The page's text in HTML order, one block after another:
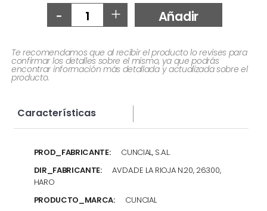
- + Añadir
Te recomendamos que al recibir el producto lo revises para
confirmar los detalles sobre el mismo, ya que podrás
encontrar información más detallada y actualizada sobre el
producto.
Características
PROD_FABRICANTE:
CUNCIAL, S.A.L.
DIR_FABRICANTE:
AVDA.DE LA RIOJA N.20, 26300,
HARO
PRODUCTO_MARCA:
CUNCIAL